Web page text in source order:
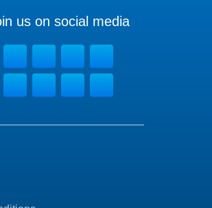
us on social media